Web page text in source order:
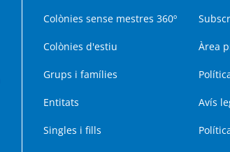
Colònies sense mestres 360º
Colònies d'estiu Àrea
Grups i famílies
Entitats Avís
Singles i fills